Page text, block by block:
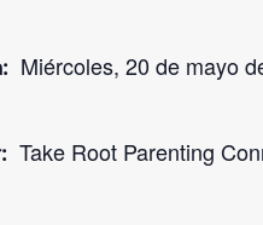
Miércoles, 20 de mayo
Take Root Parenting